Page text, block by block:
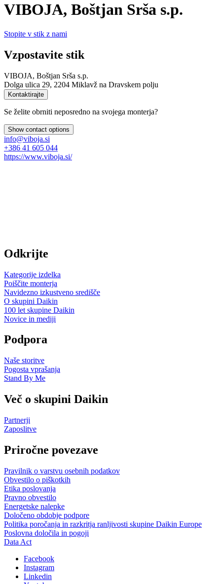
VIBOJA, Boštjan Srša s.p.
Stopite v stik z nami
Vzpostavite stik
VIBOJA, Boštjan Srša s.p.
Dolga ulica 29, 2204 Miklavž na Dravskem polju
Kontaktirajte
Se želite obrniti neposredno na svojega monterja?
Show contact options
info@viboja.si
+386 41 605 044
https://www.viboja.si/
Odkrijte
Kategorije izdelka
Poiščite monterja
Navidezno izkustveno središče
O skupini Daikin
100 let skupine Daikin
Novice in mediji
Podpora
Naše storitve
Pogosta vprašanja
Stand By Me
Več o skupini Daikin
Partnerji
Zaposlitve
Priročne povezave
Pravilnik o varstvu osebnih podatkov
Obvestilo o piškotkih
Etika poslovanja
Pravno obvestilo
Energetske nalepke
Določeno obdobje podpore
Politika poročanja in razkritja ranljivosti skupine Daikin Europe
Poslovna določila in pogoji
Data Act
Facebook
Instagram
Linkedin